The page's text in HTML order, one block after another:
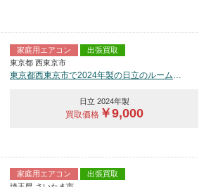
家庭用エアコン
出張買取
東京都 西東京市
日立 2024年製
買取価格￥9,000
家庭用エアコン
出張買取